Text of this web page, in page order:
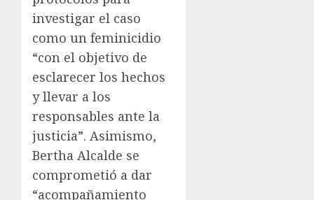
investigar el caso
como un feminicidio
“con el objetivo de
esclarecer los hechos
y llevar a los
responsables ante la
justicia”. Asimismo,
Bertha Alcalde se
comprometió a dar
“acompañamiento